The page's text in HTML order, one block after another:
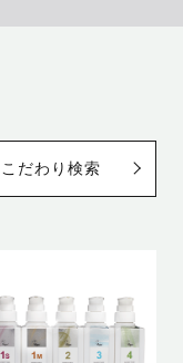
こだわり検索